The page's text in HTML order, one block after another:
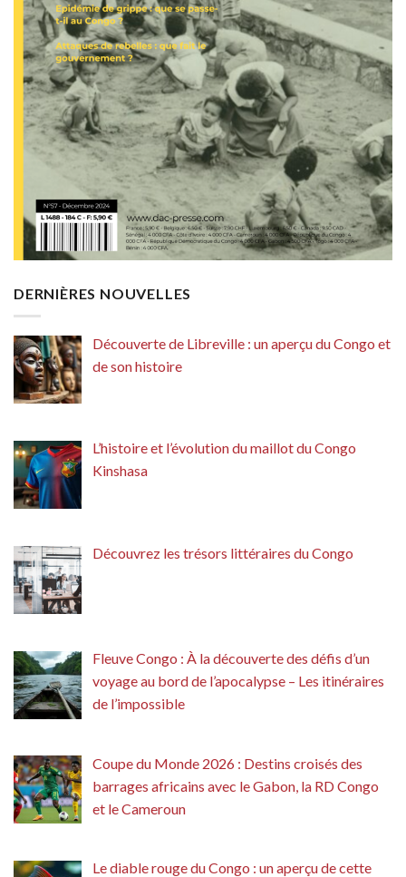
DERNIÈRES NOUVELLES
Découverte de Libreville : un aperçu du Congo et
de son histoire
L’histoire et l’évolution du maillot du Congo
Kinshasa
Découvrez les trésors littéraires du Congo
Fleuve Congo : À la découverte des défis d’un
voyage au bord de l’apocalypse – Les itinéraires
de l’impossible
Coupe du Monde 2026 : Destins croisés des
barrages africains avec le Gabon, la RD Congo
et le Cameroun
Le diable rouge du Congo : un aperçu de cette